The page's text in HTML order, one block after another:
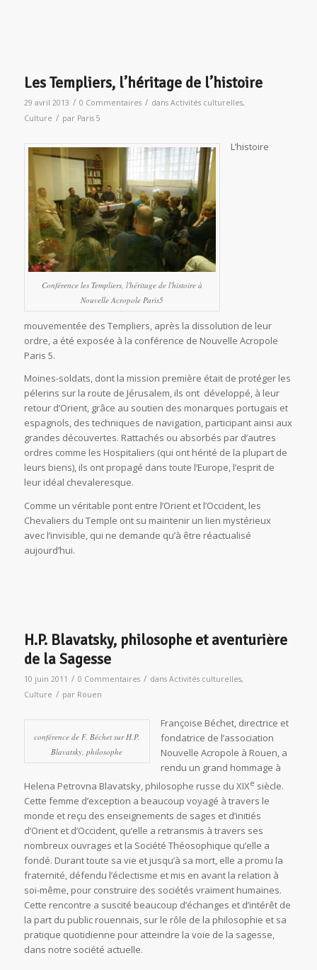
Les Templiers, l’héritage de l’histoire
29 avril 2013 / 0 Commentaires / dans Activités culturelles,
Culture / par Paris 5
Conférence les Templiers, l'héritage de l'histoire à
Nouvelle Acropole Paris5
L’histoire
mouvementée des Templiers, après la dissolution de leur
ordre, a été exposée à la conférence de Nouvelle Acropole
Paris 5.
Moines-soldats, dont la mission première était de protéger les
pélerins sur la route de Jérusalem, ils ont développé, à leur
retour d’Orient, grâce au soutien des monarques portugais et
espagnols, des techniques de navigation, participant ainsi aux
grandes découvertes. Rattachés ou absorbés par d’autres
ordres comme les Hospitaliers (qui ont hérité de la plupart de
leurs biens), ils ont propagé dans toute l’Europe, l’esprit de
leur idéal chevaleresque.
Comme un véritable pont entre l’Orient et l’Occident, les
Chevaliers du Temple ont su maintenir un lien mystérieux
avec l’invisible, qui ne demande qu’à être réactualisé
aujourd’hui.
H.P. Blavatsky, philosophe et aventurière
de la Sagesse
10 juin 2011 / 0 Commentaires / dans Activités culturelles,
Culture / par Rouen
conférence de F. Béchet sur H.P.
Blavatsky, philosophe
Françoise Béchet, directrice et
fondatrice de l’association
Nouvelle Acropole à Rouen, a
rendu un grand hommage à
Helena Petrovna Blavatsky, philosophe russe du XIXe siècle.
Cette femme d’exception a beaucoup voyagé à travers le
monde et reçu des enseignements de sages et d’initiés
d’Orient et d’Occident, qu’elle a retransmis à travers ses
nombreux ouvrages et la Société Théosophique qu’elle a
fondé. Durant toute sa vie et jusqu’à sa mort, elle a promu la
fraternité, défendu l’éclectisme et mis en avant la relation à
soi-même, pour construire des sociétés vraiment humaines.
Cette rencontre a suscité beaucoup d’échanges et d’intérêt de
la part du public rouennais, sur le rôle de la philosophie et sa
pratique quotidienne pour atteindre la voie de la sagesse,
dans notre société actuelle.